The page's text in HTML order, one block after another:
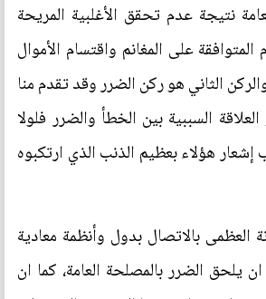
نتيجة عدم تحقق الأغلبية المريحة
على المغانم واقتسام الأموال
الثاني هو ركن الضرر وقد تقدم منا
السببية بين الخطأ والضرر فلولا
إشعار هؤلاء بعظيم الذنب الذي ارتكبوه
بالاتصال بدول وأنظمة معادية
يلحق الضرر بالمصلحة العامة، كما ان